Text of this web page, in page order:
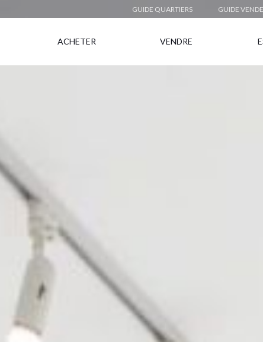
GUIDE QUARTIERS GUIDE
ACHETER VENDRE